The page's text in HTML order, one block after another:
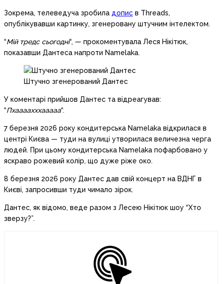
Зокрема, телеведуча зробила допис в Threads,
опублікувавши картинку, згенеровану штучним інтелектом.
“Мій тредс сьогодні“, — прокоментувала Леся Нікітюк,
показавши Дантеса напроти Namelaka.
Штучно згенерований Дантес
У коментарі прийшов Дантес та відреагував:
“Пхаааахххааааа“.
7 березня 2026 року кондитерська Namelaka відкрилася в
центрі Києва — туди на вулиці утворилася величезна черга
людей. При цьому кондитерська Namelaka пофарбовано у
яскраво рожевий колір, що дуже ріже око.
8 березня 2026 року Дантес дав свій концерт на ВДНГ в
Києві, запросивши туди чимало зірок.
Дантес, як відомо, веде разом з Лесею Нікітюк шоу “Хто
зверзу?”.